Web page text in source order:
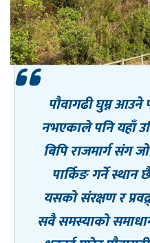
पौवागढी घुम्न
नभएकाले पनि यहाँ
बिपि राजमार्ग संग
पार्किङ गर्ने
यसको संरक्षण र
सवै समस्याको